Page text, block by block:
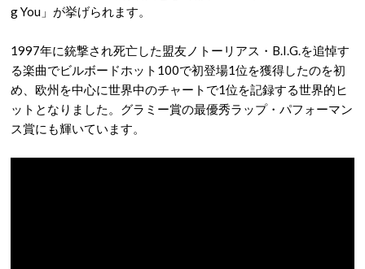
g You」が挙げられます。
1997年に銃撃され死亡した盟友ノトーリアス・B.I.G.を追悼す
る楽曲でビルボードホット100で初登場1位を獲得したのを初
め、欧州を中心に世界中のチャートで1位を記録する世界的ヒ
ットとなりました。グラミー賞の最優秀ラップ・パフォーマン
ス賞にも輝いています。